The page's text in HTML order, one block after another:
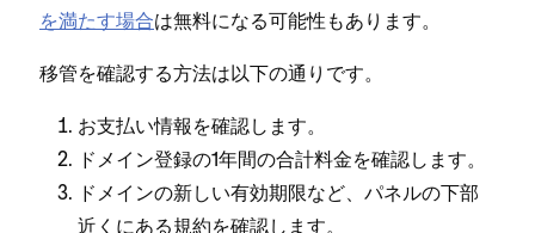
を満たす場合は無料になる可能性もあります⁠。
移管を確認する方法は以下の通りです⁠。
お支払い情報を確認します⁠。
ドメイン登録の1年間の合計料金を確認します⁠。
ドメインの新しい有効期限など⁠、パネルの下部
近くにある規約を確認します⁠。